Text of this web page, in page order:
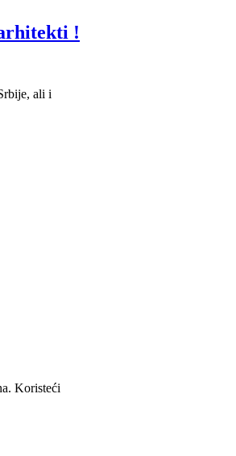
!
ali i
Koristeći